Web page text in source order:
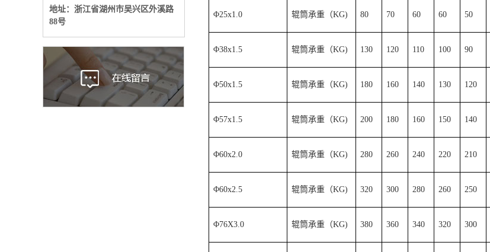
地址： 浙江省湖州市吴兴区外溪路
88号
Φ25x1.0 辊筒承重（KG) 80 70 60 60 50
Φ38x1.5 辊筒承重（KG) 130 120 110 100 90
Φ50x1.5 辊筒承重（KG) 180 160 140 130 120
Φ57x1.5 辊筒承重（KG) 200 180 160 150 140
Φ60x2.0 辊筒承重（KG) 280 260 240 220 210
Φ60x2.5 辊筒承重（KG) 320 300 280 260 250
Φ76X3.0 辊筒承重（KG) 380 360 340 320 300